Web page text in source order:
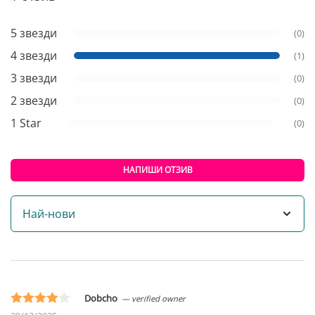
на
5 звезди (0)
4 звезди (1)
3 звезди (0)
2 звезди (0)
1 Star (0)
НАПИШИ ОТЗИВ
by
Dobcho — verified owner